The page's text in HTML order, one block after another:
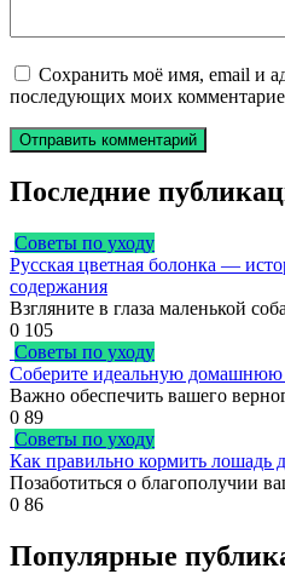
Сохранить моё имя, email и
последующих моих
Последние
Советы по уходу
Русская цветная болонка —
содержания
Взгляните в глаза маленькой
0 105
Советы по уходу
Соберите идеальную домашнюю
Важно обеспечить вашего
0 89
Советы по уходу
Как правильно кормить лошадь
Позаботиться о благополучии
0 86
Популярные